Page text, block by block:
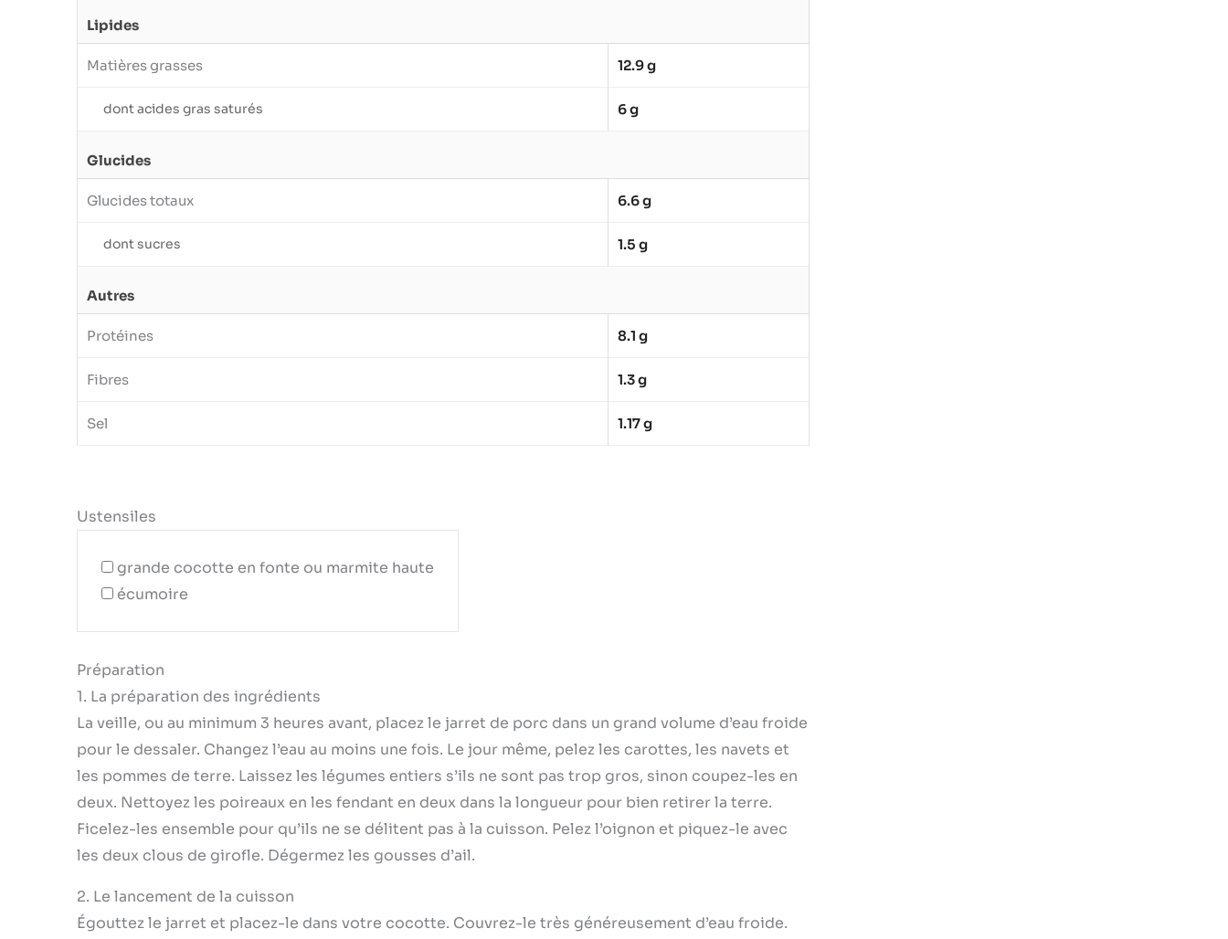
Lipides
Matières grasses 12.9 g
dont acides gras saturés 6 g
Glucides
Glucides totaux 6.6 g
dont sucres 1.5 g
Autres
Protéines 8.1 g
Fibres 1.3 g
Sel 1.17 g
Ustensiles
grande cocotte en fonte ou marmite haute
écumoire
Préparation
1. La préparation des ingrédients
La veille, ou au minimum 3 heures avant, placez le jarret de porc dans un grand volume d’eau froide
pour le dessaler. Changez l’eau au moins une fois. Le jour même, pelez les carottes, les navets et
les pommes de terre. Laissez les légumes entiers s’ils ne sont pas trop gros, sinon coupez-les en
deux. Nettoyez les poireaux en les fendant en deux dans la longueur pour bien retirer la terre.
Ficelez-les ensemble pour qu’ils ne se délitent pas à la cuisson. Pelez l’oignon et piquez-le avec
les deux clous de girofle. Dégermez les gousses d’ail.
2. Le lancement de la cuisson
Égouttez le jarret et placez-le dans votre cocotte. Couvrez-le très généreusement d’eau froide.